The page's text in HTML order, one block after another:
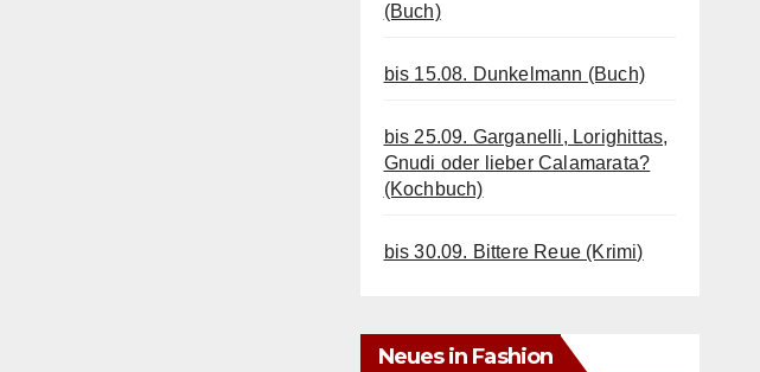
(Buch)
bis 15.08. Dunkelmann (Buch)
bis 25.09. Garganelli, Lorighittas,
Gnudi oder lieber Calamarata?
(Kochbuch)
bis 30.09. Bittere Reue (Krimi)
Neues in Fashion